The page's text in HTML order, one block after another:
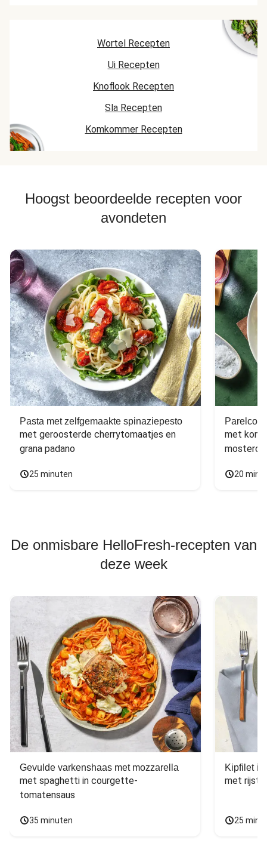
Wortel Recepten
Ui Recepten
Knoflook Recepten
Sla Recepten
Komkommer Recepten
Hoogst beoordeelde recepten voor
avondeten
Pasta met zelfgemaakte spinaziepesto
met geroosterde cherrytomaatjes en
grana padano
25 minuten
met
20
De onmisbare HelloFresh-recepten van
deze week
Gevulde varkenshaas met mozzarella
met spaghetti in courgette-
tomatensaus
35 minuten
Kipfilet in
met rijst,
25